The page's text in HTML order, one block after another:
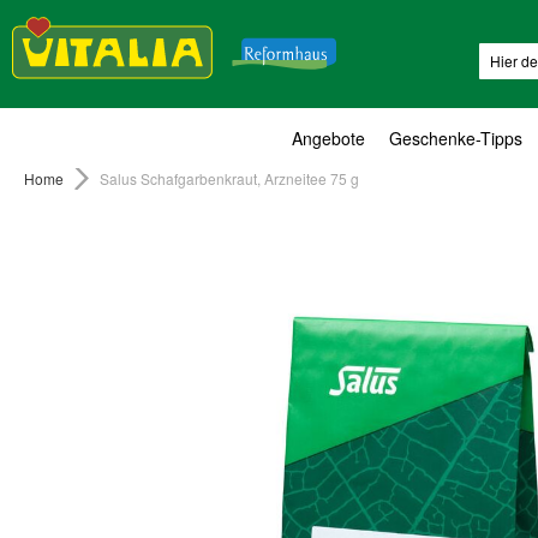
Angebote Geschenke-Tipps
Home Salus Schafgarbenkraut, Arzneitee 75 g